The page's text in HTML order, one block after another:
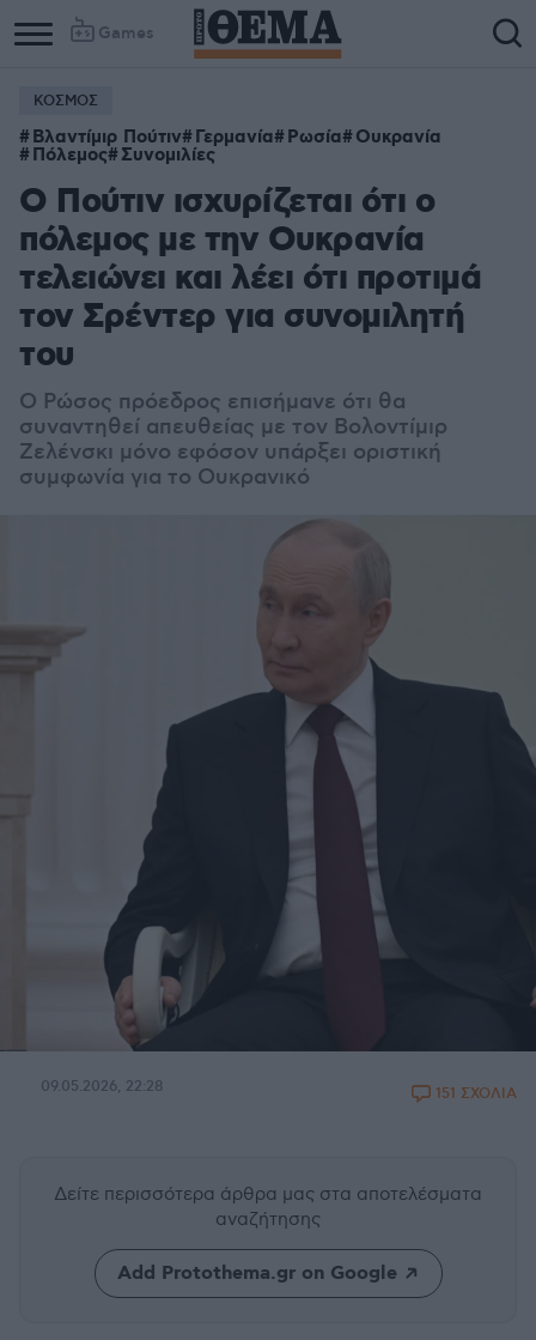
Games
ΚΟΣΜΟΣ
Βλαντίμιρ Πούτιν Γερμανία Ρωσία Ουκρανία
Πόλεμος Συνομιλίες
Ο Πούτιν ισχυρίζεται ότι ο
πόλεμος με την Ουκρανία
τελειώνει και λέει ότι προτιμά
τον Σρέντερ για συνομιλητή
του
Ο Ρώσος πρόεδρος επισήμανε ότι θα
συναντηθεί απευθείας με τον Βολοντίμιρ
Ζελένσκι μόνο εφόσον υπάρξει οριστική
συμφωνία για το Ουκρανικό
09.05.2026, 22:28 151 ΣΧΟΛΙΑ
Δείτε περισσότερα άρθρα μας στα αποτελέσματα
αναζήτησης
Add Protothema.gr on Google